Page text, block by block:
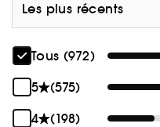
Les plus récents
Tous (972)
5
(575)
4
(198)